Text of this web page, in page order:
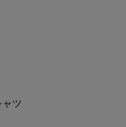
ツ